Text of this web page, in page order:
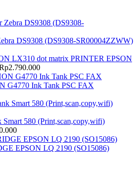
DS9308 (DS9308-SR00004ZZWW)
PRINTER EPSON
2.790.000
G4770 Ink Tank PSC FAX
Smart 580 (Print,scan,copy,wifi)
EPSON LQ 2190 (SO15086)